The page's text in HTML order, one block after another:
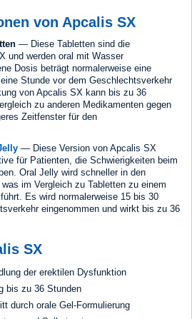
von Apcalis SX
— Diese Tabletten sind die
und werden oral mit Wasser
Dosis beträgt normalerweise eine
Stunde vor dem Geschlechtsverkehr
von Apcalis SX kann bis zu 36
zu anderen Medikamenten gegen
Zeitfenster für den
— Diese Version von Apcalis SX
für Patienten, die Schwierigkeiten beim
Oral Jelly wird schneller in den
im Vergleich zu Tabletten zu einem
Es wird normalerweise 15 bis 30
eingenommen und wirkt bis zu 36
SX
der erektilen Dysfunktion
bis zu 36 Stunden
durch orale Gel-Formulierung